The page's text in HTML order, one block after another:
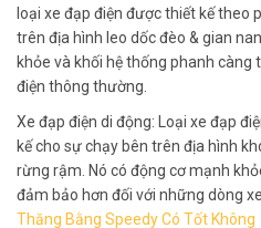
loại xe đạp điện được thiết kế theo
trên địa hình leo dốc đèo & gian
khỏe và khối hệ thống phanh
điện thông thường.
Xe đạp điện di động: Loại xe đạp
kế cho sự chạy bên trên địa hình
rừng rậm. Nó có động cơ mạnh
đảm bảo hơn đối với những dòng
Thăng Bằng Speedy Có Tốt Không